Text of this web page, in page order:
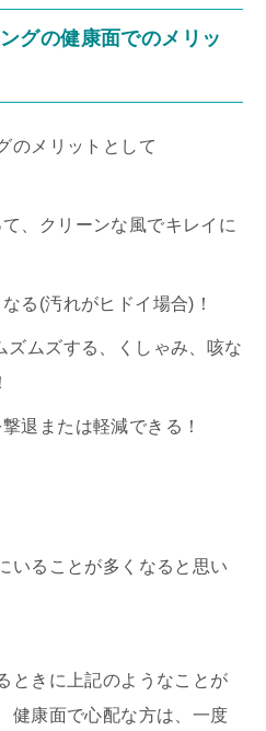
グの健康面でのメリッ
のメリットとして
、クリーンな風でキレイに
る(汚れがヒドイ場合)！
ズムズする、くしゃみ、咳な
退または軽減できる！
いることが多くなると思い
ときに上記のようなことが
健康面で心配な方は、一度